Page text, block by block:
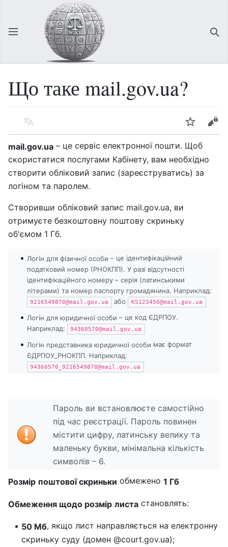
Відкрити головне меню
Що таке mail.gov.ua?
Мова Спостерігати
Редагувати
mail.gov.ua – це сервіс електронної пошти. Щоб
скористатися послугами Кабінету, вам необхідно
створити обліковий запис (зареєструватись) за
логіном та паролем.
Створивши обліковий запис mail.gov.ua, ви
отримуєте безкоштовну поштову скриньку
об'ємом 1 Гб.
Логін для фізичної особи – це ідентифікаційний
податковий номер (РНОКПП). У разі відсутності
ідентифікаційного номеру – серія (латинськими
літерами) та номер паспорту громадянина. Наприклад:
9216549870@mail.gov.ua або KS123456@mail.gov.ua
Логін для юридичної особи – це код ЄДРПОУ.
Наприклад:
94360570@mail.gov.ua
Логін представника юридичної особи має формат
ЄДРПОУ_РНОКПП. Наприклад:
94360570_9216549870@mail.gov.ua
Пароль ви встановлюєте самостійно
під час реєстрації. Пароль повинен
містити цифру, латинську велику та
маленьку букви, мінімальна кількість
символів – 6.
Розмір поштової скриньки обмежено 1 Гб
Обмеження щодо розмір листа становлять:
50 Мб, якщо лист направляється на електронну
скриньку суду (домен @court.gov.ua);